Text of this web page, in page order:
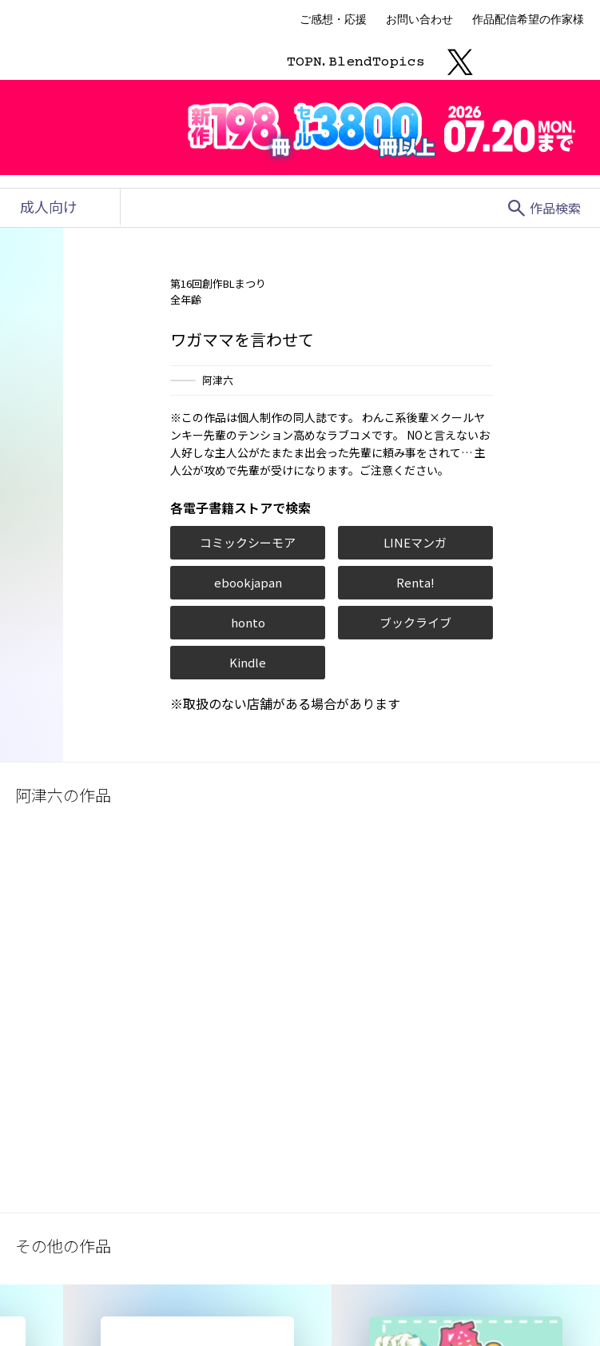
ご感想・応援 お問い合わせ 作品配信希望の作家様
TOPN. BlendTopics
成人向け search 作品検索
第16回創作BLまつり
全年齢
ワガママを言わせて
阿津六
※この作品は個人制作の同人誌です。 わんこ系後輩×クールヤ
ンキー先輩のテンション高めなラブコメです。 NOと言えないお
人好しな主人公がたまたま出会った先輩に頼み事をされて… 主
人公が攻めで先輩が受けになります。ご注意ください。
各電子書籍ストアで検索
コミックシーモア LINEマンガ
ebookjapan Renta!
honto ブックライブ
Kindle
※取扱のない店舗がある場合があります
阿津六の作品
その他の作品